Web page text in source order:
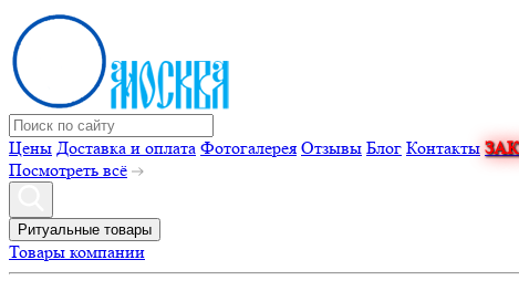
Цены Доставка и оплата Фотогалерея Отзывы Блог Контакты
Посмотреть всё
Ритуальные товары
Товары компании